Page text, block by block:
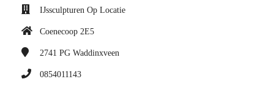
IJssculpturen Op Locatie
Coenecoop 2E5
2741 PG Waddinxveen
0854011143